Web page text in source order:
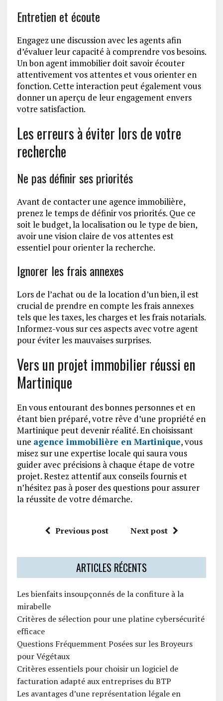
Entretien et écoute
Engagez une discussion avec les agents afin
d’évaluer leur capacité à comprendre vos besoins.
Un bon agent immobilier doit savoir écouter
attentivement vos attentes et vous orienter en
fonction. Cette interaction peut également vous
donner un aperçu de leur engagement envers
votre satisfaction.
Les erreurs à éviter lors de votre
recherche
Ne pas définir ses priorités
Avant de contacter une agence immobilière,
prenez le temps de définir vos priorités. Que ce
soit le budget, la localisation ou le type de bien,
avoir une vision claire de vos attentes est
essentiel pour orienter la recherche.
Ignorer les frais annexes
Lors de l’achat ou de la location d’un bien, il est
crucial de prendre en compte les frais annexes
tels que les taxes, les charges et les frais notarials.
Informez-vous sur ces aspects avec votre agent
pour éviter les mauvaises surprises.
Vers un projet immobilier réussi en
Martinique
En vous entourant des bonnes personnes et en
étant bien préparé, votre rêve d’une propriété en
Martinique peut devenir réalité. En choisissant
une agence immobilière en Martinique, vous
misez sur une expertise locale qui saura vous
guider avec précisions à chaque étape de votre
projet. Restez attentif aux conseils fournis et
n’hésitez pas à poser des questions pour assurer
la réussite de votre démarche.
Previous post Next post
ARTICLES RÉCENTS
Les bienfaits insoupçonnés de la confiture à la
mirabelle
Critères de sélection pour une platine cybersécurité
efficace
Questions Fréquemment Posées sur les Broyeurs
pour Végétaux
Critères essentiels pour choisir un logiciel de
facturation adapté aux entreprises du BTP
Les avantages d’une représentation légale en